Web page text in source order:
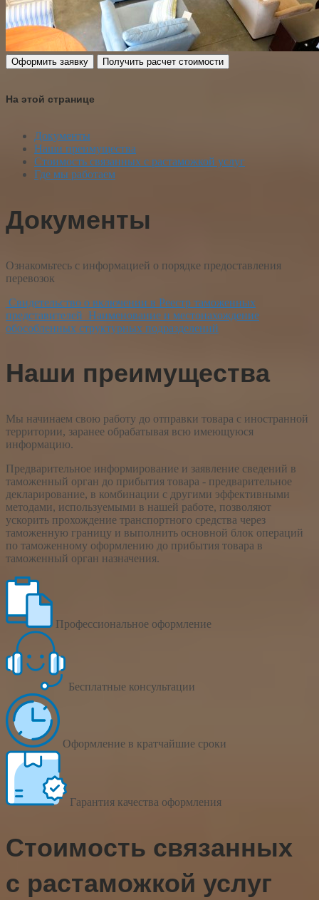
Оформить заявку Получить расчет стоимости
На этой странице
Документы
Наши преимущества
Стоимость связанных с растаможкой услуг
Где мы работаем
Документы
Ознакомьтесь с информацией о порядке предоставления
перевозок
Свидетельство о включении в Реестр таможенных
представителей Наименование и местонахождение
обособленных структурных подразделений
Наши преимущества
Мы начинаем свою работу до отправки товара с иностранной
территории, заранее обрабатывая всю имеющуюся
информацию.
Предварительное информирование и заявление сведений в
таможенный орган до прибытия товара - предварительное
декларирование, в комбинации с другими эффективными
методами, используемыми в нашей работе, позволяют
ускорить прохождение транспортного средства через
таможенную границу и выполнить основной блок операций
по таможенному оформлению до прибытия товара в
таможенный орган назначения.
Профессиональное оформление
Бесплатные консультации
Оформление в кратчайшие сроки
Гарантия качества оформления
Стоимость связанных
с растаможкой услуг